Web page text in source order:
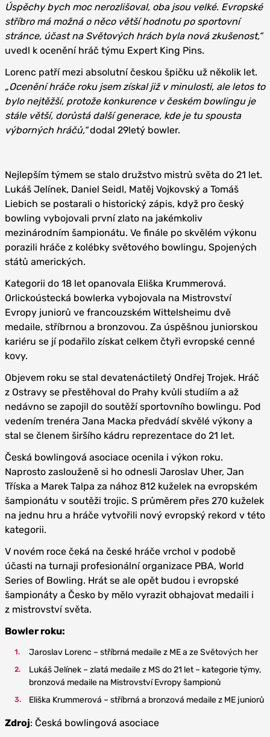
Úspěchy bych moc nerozlišoval, oba jsou velké. Evropské
stříbro má možná o něco větší hodnotu po sportovní
stránce, účast na Světových hrách byla nová zkušenost,“
uvedl k ocenění hráč týmu Expert King Pins.
Lorenc patří mezi absolutní českou špičku už několik let.
„Ocenění hráče roku jsem získal již v minulosti, ale letos to
bylo nejtěžší, protože konkurence v českém bowlingu je
stále větší, dorůstá další generace, kde je tu spousta
výborných hráčů,“dodal 29letý bowler.
Nejlepším týmem se stalo družstvo mistrů světa do 21 let.
Lukáš Jelínek, Daniel Seidl, Matěj Vojkovský a Tomáš
Liebich se postarali o historický zápis, když pro český
bowling vybojovali první zlato na jakémkoliv
mezinárodním šampionátu. Ve finále po skvělém výkonu
porazili hráče z kolébky světového bowlingu, Spojených
států amerických.
Kategorii do 18 let opanovala Eliška Krummerová.
Orlickoústecká bowlerka vybojovala na Mistrovství
Evropy juniorů ve francouzském Wittelsheimu dvě
medaile, stříbrnou a bronzovou. Za úspěšnou juniorskou
kariéru se jí podařilo získat celkem čtyři evropské cenné
kovy.
Objevem roku se stal devatenáctiletý Ondřej Trojek. Hráč
z Ostravy se přestěhoval do Prahy kvůli studiím a až
nedávno se zapojil do soutěží sportovního bowlingu. Pod
vedením trenéra Jana Macka předvádí skvělé výkony a
stal se členem širšího kádru reprezentace do 21 let.
Česká bowlingová asociace ocenila i výkon roku.
Naprosto zaslouženě si ho odnesli Jaroslav Uher, Jan
Tříska a Marek Talpa za nához 812 kuželek na evropském
šampionátu v soutěži trojic. S průměrem přes 270 kuželek
na jednu hru a hráče vytvořili nový evropský rekord v této
kategorii.
V novém roce čeká na české hráče vrchol v podobě
účasti na turnaji profesionální organizace PBA, World
Series of Bowling. Hrát se ale opět budou i evropské
šampionáty a Česko by mělo vyrazit obhajovat medaili i
z mistrovství světa.
Bowler roku:
Jaroslav Lorenc – stříbrná medaile z ME a ze Světových her
Lukáš Jelínek – zlatá medaile z MS do 21 let – kategorie týmy,
bronzová medaile na Mistrovství Evropy šampionů
Eliška Krummerová – stříbrná a bronzová medaile z ME juniorů
Zdroj: Česká bowlingová asociace